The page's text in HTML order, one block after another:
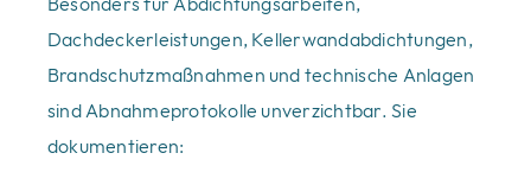
Dachdeckerleistungen, Kellerwandabdichtungen,
Brandschutzmaßnahmen und technische Anlagen
sind Abnahmeprotokolle unverzichtbar. Sie
dokumentieren: